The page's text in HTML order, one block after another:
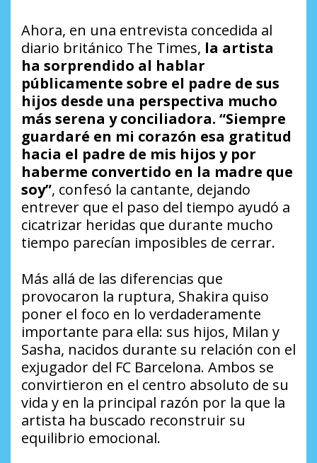
Ahora, en una entrevista concedida al
diario británico The Times, la artista
ha sorprendido al hablar
públicamente sobre el padre de sus
hijos desde una perspectiva mucho
más serena y conciliadora. “Siempre
guardaré en mi corazón esa gratitud
hacia el padre de mis hijos y por
haberme convertido en la madre que
soy”, confesó la cantante, dejando
entrever que el paso del tiempo ayudó a
cicatrizar heridas que durante mucho
tiempo parecían imposibles de cerrar.
Más allá de las diferencias que
provocaron la ruptura, Shakira quiso
poner el foco en lo verdaderamente
importante para ella: sus hijos, Milan y
Sasha, nacidos durante su relación con el
exjugador del FC Barcelona. Ambos se
convirtieron en el centro absoluto de su
vida y en la principal razón por la que la
artista ha buscado reconstruir su
equilibrio emocional.